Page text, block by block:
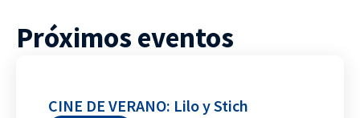
Próximos eventos
CINE DE VERANO: Lilo y Stich